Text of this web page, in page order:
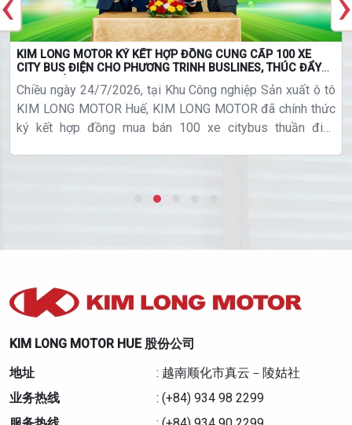
KIM LONG MOTOR KÝ KẾT HỢP ĐỒNG CUNG CẤP 100 XE
CITY BUS ĐIỆN CHO PHƯƠNG TRINH BUSLINES, THÚC ĐẨY
GIAO THÔNG XANH
Chiều ngày 24/7/2026, tại Khu Công nghiệp Sản xuất ô tô
KIM LONG MOTOR Huế, KIM LONG MOTOR đã chính thức
ký kết hợp đồng mua bán 100 xe citybus thuần điện
KIM LONG MOTOR HUE 股份公司
地址
: 越南顺化市真云－陵姑社
业务热线
: (+84) 934 98 2299